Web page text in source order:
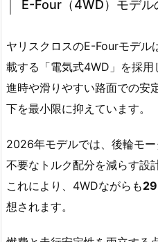
E-Four（4WD）モデル
ヤリスクロスのE-Fourモデル
載する「電気式4WD」を採
進時や滑りやすい路面での安
下を最小限に抑えています。
2026年モデルでは、後輪モー
不要なトルク配分を減らす設
これにより、4WDながらも
想されます。